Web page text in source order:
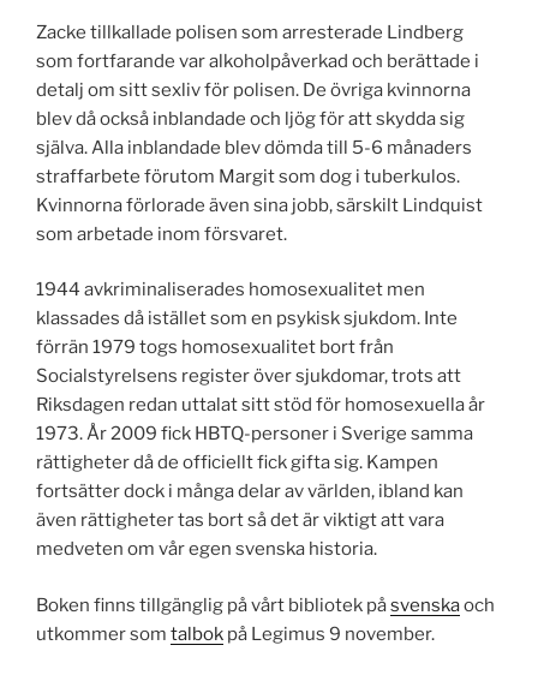
Zacke tillkallade polisen som arresterade Lindberg
som fortfarande var alkoholpåverkad och berättade i
detalj om sitt sexliv för polisen. De övriga kvinnorna
blev då också inblandade och ljög för att skydda sig
själva. Alla inblandade blev dömda till 5-6 månaders
straffarbete förutom Margit som dog i tuberkulos.
Kvinnorna förlorade även sina jobb, särskilt Lindquist
som arbetade inom försvaret.
1944 avkriminaliserades homosexualitet men
klassades då istället som en psykisk sjukdom. Inte
förrän 1979 togs homosexualitet bort från
Socialstyrelsens register över sjukdomar, trots att
Riksdagen redan uttalat sitt stöd för homosexuella år
1973. År 2009 fick HBTQ-personer i Sverige samma
rättigheter då de officiellt fick gifta sig. Kampen
fortsätter dock i många delar av världen, ibland kan
även rättigheter tas bort så det är viktigt att vara
medveten om vår egen svenska historia.
Boken finns tillgänglig på vårt bibliotek påsvenskaoch
utkommer som talbok på Legimus 9 november.